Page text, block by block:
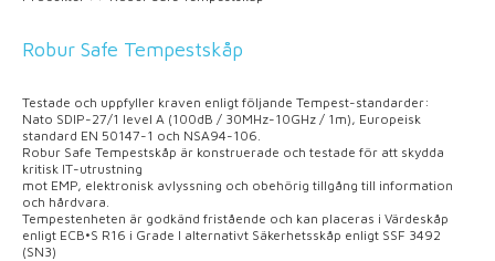
Robur Safe Tempestskåp
Testade och uppfyller kraven enligt följande Tempest-standarder:
Nato SDIP-27/1 level A (100dB / 30MHz-10GHz / 1m), Europeisk
standard EN 50147-1 och NSA94-106.
Robur Safe Tempestskåp är konstruerade och testade för att skydda
kritisk IT-utrustning
mot EMP, elektronisk avlyssning och obehörig tillgång till information
och hårdvara.
Tempestenheten är godkänd fristående och kan placeras i Värdeskåp
enligt ECB•S R16 i Grade I alternativt Säkerhetsskåp enligt SSF 3492
(SN3)